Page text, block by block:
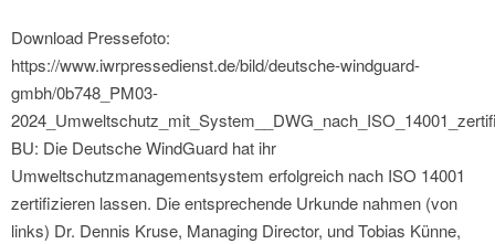
Download Pressefoto:
https://www.iwrpressedienst.de/bild/deutsche-windguard-
gmbh/0b748_PM03-
BU: Die Deutsche WindGuard hat ihr
Umweltschutzmanagementsystem erfolgreich nach ISO 14001
zertifizieren lassen. Die entsprechende Urkunde nahmen (von
links) Dr. Dennis Kruse, Managing Director, und Tobias Künne,